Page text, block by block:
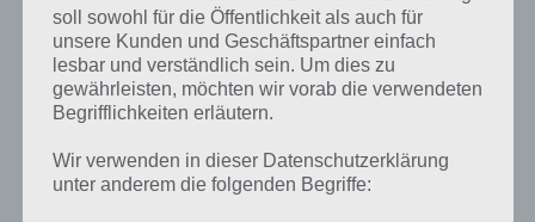
Übersicht über die Preise in Akt 2
Kommen wir nun zur Übersicht der Preise, die es in Akt 2 des THOH
soll sowohl für die Öffentlichkeit als auch für
unsere Kunden und Geschäftspartner einfach
lesbar und verständlich sein. Um dies zu
gewährleisten, möchten wir vorab die verwendeten
Begrifflichkeiten erläutern.
Wir verwenden in dieser Datenschutzerklärung
unter anderem die folgenden Begriffe: